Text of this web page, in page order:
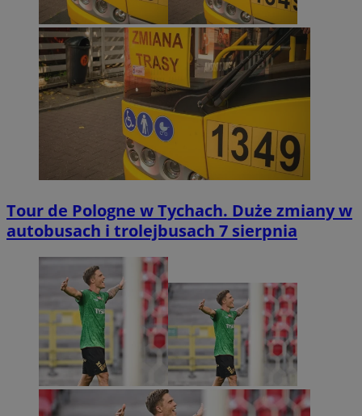
Tour de Pologne w Tychach. Duże zmiany w
autobusach i trolejbusach 7 sierpnia